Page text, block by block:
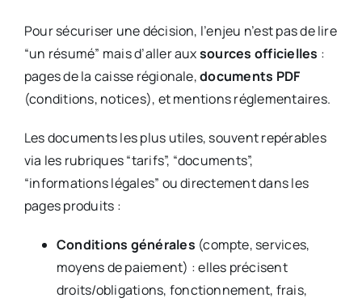
Pour sécuriser une décision, l’enjeu n’est pas de lire
“un résumé” mais d’aller auxsources officielles :
pages de la caisse régionale,documents PDF
(conditions, notices), et mentions réglementaires.
Les documents les plus utiles, souvent repérables
via les rubriques “tarifs”, “documents”,
“informations légales” ou directement dans les
pages produits :
Conditions générales (compte, services,
moyens de paiement) : elles précisent
droits/obligations, fonctionnement, frais,